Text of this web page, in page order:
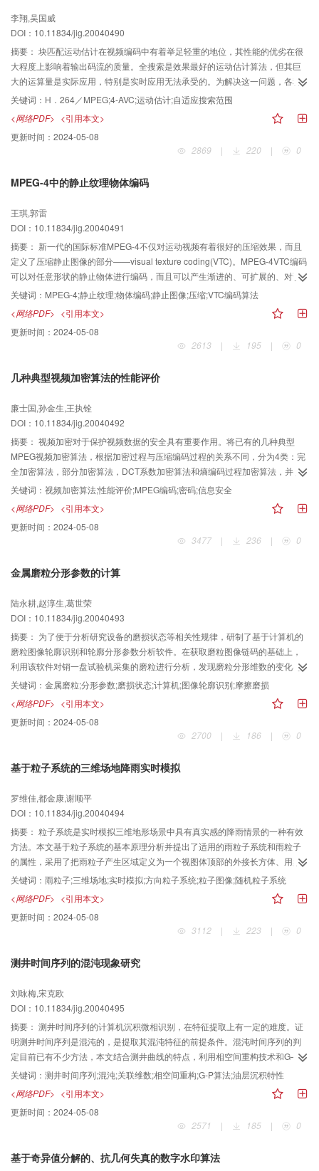
李翔,吴国威
DOI：10.11834/jig.20040490
摘要： 块匹配运动估计在视频编码中有着举足轻重的地位，其性能的优劣在很
大程度上影响着输出码流的质量。全搜索是效果最好的运动估计算法，但其巨
大的运算量是实际应用，特别是实时应用无法承受的。为解决这一问题，各种
快速算法不断涌现。本文提出了一种适用于最新视频编码标准——H．264／
MPEG4-AVC的快速运动估计算法。该算法基于自适应搜索范围，利用视频图像
序列的帧间统计特性以及运动向量时域、空域的相关性，在保证PSNR性能的同
时，使运动估计部分的运算复杂度大为降低。实验仿真表明，该算法适用面
广，对大运动与小运动序列都有很强的自适应能力。在保持与全搜索相同PSNR
新三步法、四步法等经典快速运动估计算法。
关键词： H．264／MPEG;4-AVC;运动估计;自适应搜索范围
<网络PDF> <引用本文>
更新时间： 2024-05-08
2869
| 220 | 0
MPEG-4中的静止纹理物体编码
王琪,郭雷
DOI：10.11834/jig.20040491
摘要： 新一代的国际标准MPEG-4不仅对运动视频有着很好的压缩效果，而且
定义了压缩静止图像的部分——visual texture coding(VTC)。MPEG-4VTC编码
可以对任意形状的静止物体进行编码，而且可以产生渐进的、可扩展的、对误
差鲁棒的比特流。本文根据MPEG-4VTC所定义的解码过程，建立了与标准相容
的编码框架；从标准要求的各个方面人手，给出了对于小波变换系数的不同扫
描算法和不同的量化算法。通过与其他静止图像的压缩标准对比。可以看出实
现的VTC编码算法不但有良好的率失真性能，而且具有许多有用的特性。
关键词： MPEG-4;静止纹理;物体编码;静止图像;压缩;VTC编码算法
<网络PDF> <引用本文>
更新时间： 2024-05-08
2613
| 195 | 0
几种典型视频加密算法的性能评价
廉士国,孙金生,王执铨
DOI：10.11834/jig.20040492
摘要： 视频加密对于保护视频数据的安全具有重要作用。将已有的几种典型
MPEG视频加密算法，根据加密过程与压缩编码过程的关系不同，分为4类：完
全加密算法，部分加密算法，DCT系数加密算法和熵编码过程加密算法，并从
算法的安全性、压缩比、计算复杂度和可操作性几个方面对算法的性能分别做
了评价，给出了理论分析和实验结果；结合各类算法的特点，指出了它们各自
适应的应用场合。
关键词： 视频加密算法;性能评价;MPEG编码;密码;信息安全
<网络PDF> <引用本文>
更新时间： 2024-05-08
3477
| 236 | 0
金属磨粒分形参数的计算
陆永耕,赵淳生,葛世荣
DOI：10.11834/jig.20040493
摘要： 为了便于分析研究设备的磨损状态等相关性规律，研制了基于计算机的
磨粒图像轮廓识别和轮廓分形参数分析软件。在获取磨粒图像链码的基础上，
利用该软件对销一盘试验机采集的磨粒进行分析，发现磨粒分形维数的变化与
磨损状态有一定对应关系。该软件为磨粒分形特征与磨损状态相关性规律的研
关键词： 金属磨粒;分形参数;磨损状态;计算机;图像轮廓识别;摩擦磨损
<网络PDF> <引用本文>
更新时间： 2024-05-08
2700
| 186 | 0
基于粒子系统的三维场地降雨实时模拟
罗维佳,都金康,谢顺平
DOI：10.11834/jig.20040494
摘要： 粒子系统是实时模拟三维地形场景中具有真实感的降雨情景的一种有效
方法。本文基于粒子系统的基本原理分析并提出了适用的雨粒子系统和雨粒子
的属性，采用了把雨粒子产生区域定义为一个视图体顶部的外接长方体、用象
素点和直线作为雨粒子的形状、降落过程的重力作用模拟、用粒子组实现雨粒
子的连续补充和雨粒子的降落高度检测等新的方法及算法。试验结果表明，该
方法能有效地再现三维地形环境场景中的降雨景象，在满足实时交互漫游的前
提下表现出较强的真实感，具有一定的实用价值。
关键词： 雨粒子;三维场地;实时模拟;方向粒子系统;粒子图像;随机粒子系统
<网络PDF> <引用本文>
更新时间： 2024-05-08
3112
| 223 | 0
测井时间序列的混沌现象研究
刘咏梅,宋克欧
DOI：10.11834/jig.20040495
摘要： 测井时间序列的计算机沉积微相识别，在特征提取上有一定的难度。证
明测井时间序列是混沌的，是提取其混沌特征的前提条件。混沌时间序列的判
定目前已有不少方法，本文结合测井曲线的特点，利用相空间重构技术和G—P
算法，用关联维数方法证明了测井时间序列确实存在混沌。实验数据来自某油
田的实际测井数据。实验结果表明，油层组的关联维数与油层的构造特点有
关，并发现了该区域油井的油层组关联维数一般大于全井这一有趣的现象。
关键词： 测井时间序列;混沌;关联维数;相空间重构;G-P算法;油层沉积特性
<网络PDF> <引用本文>
更新时间： 2024-05-08
2571
| 185 | 0
基于奇异值分解的、抗几何失真的数字水印算法